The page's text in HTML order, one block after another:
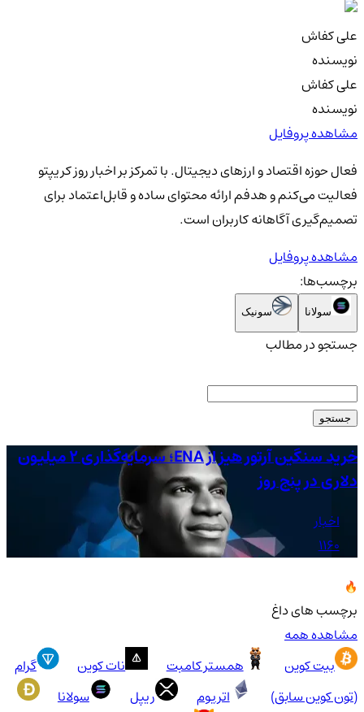
علی کفاش
نویسنده
علی کفاش
نویسنده
مشاهده پروفایل
فعال حوزه اقتصاد و ارزهای دیجیتال. با تمرکز بر اخبار روز کریپتو
فعالیت می‌کنم و هدفم ارائه محتوای ساده و قابل‌اعتماد برای
تصمیم‌گیری آگاهانه کاربران است.
مشاهده پروفایل
برچسب‌ها:
سولانا سونیک
جستجو در مطالب
جستجو
خرید سنگین آرتور هیز از ENA؛ سرمایه‌گذاری 2 میلیون
دلاری در پنج روز
اخبار
1160
برچسب های داغ
مشاهده همه
بیت کوین
همستر کامبت نات کوین
گرام
(تون کوین سابق)
اتریوم ریپل
سولانا